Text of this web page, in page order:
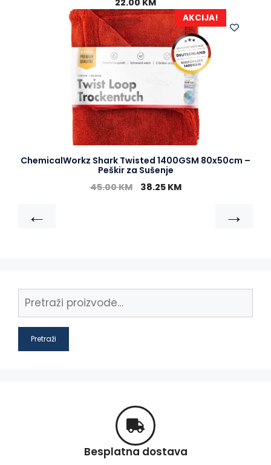
AKCIJA!
ChemicalWorkz Shark Twisted 1400GSM 80x50cm –
Peškir za Sušenje
45.00KM 38.25 KM
← →
Pretraži
Besplatna dostava